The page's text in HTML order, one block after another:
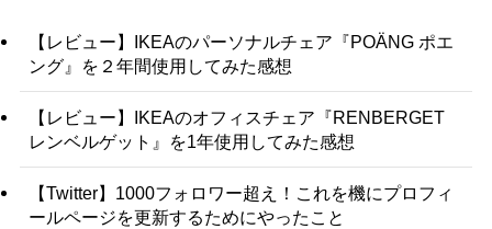
【レビュー】IKEAのパーソナルチェア『POÄNG ポエ
ング』を２年間使用してみた感想
【レビュー】IKEAのオフィスチェア『RENBERGET
レンベルゲット』を1年使用してみた感想
【Twitter】1000フォロワー超え！これを機にプロフィ
ールページを更新するためにやったこと